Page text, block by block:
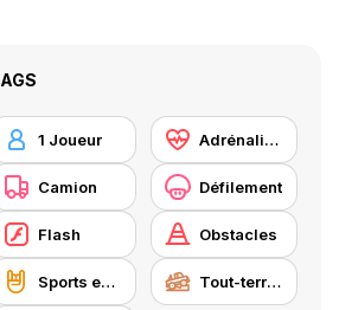
1 Joueur Adrénaline
Camion Défilement
Flash Obstacles
Sports extrêmes Tout-terrain